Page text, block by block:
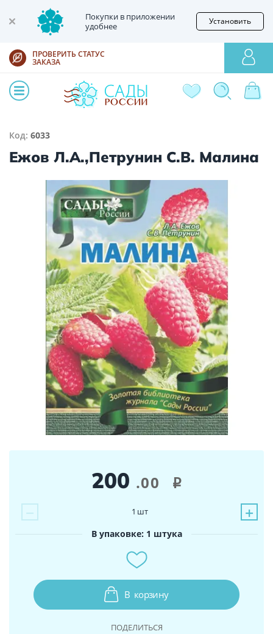
Покупки в приложении
удобнее
Установить
ПРОВЕРИТЬ СТАТУС
ЗАКАЗА
Код: 6033
Ежов Л.А.,Петрунин С.В. Малина
200 .00 i
− +
1 шт
В упаковке: 1 штука
В корзину
ПОДЕЛИТЬСЯ